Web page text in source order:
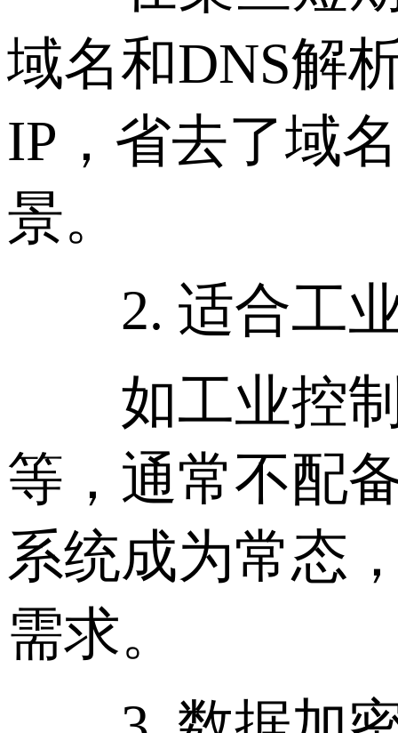
域名和DNS解
IP，省去了域
景。
2. 适合工业
如工业控制
等，通常不配
系统成为常态
需求。